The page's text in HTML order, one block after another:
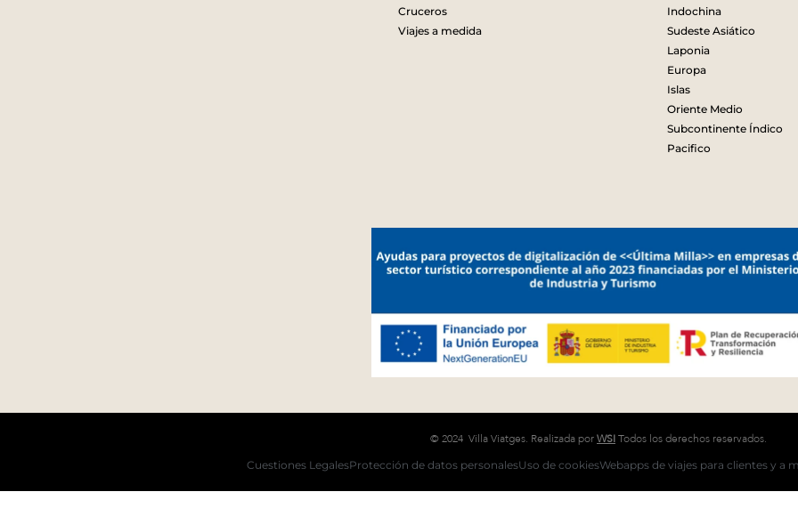
Cruceros
Viajes a medida
Indochina
Sudeste Asiático
Laponia
Europa
Islas
Oriente Medio
Subcontinente Índico
Pacifico
© 2024 Villa Viatges. Realizada porWSITodos los derechos reservados.
Cuestiones LegalesProtección de datos personalesUso de cookiesWebapps de viajes para clientes y a